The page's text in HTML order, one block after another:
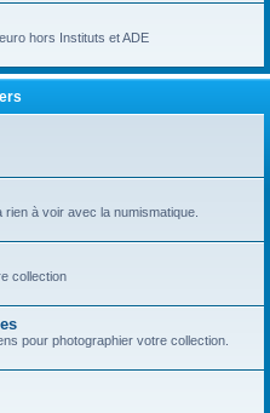
hors Instituts et ADE
à voir avec la numismatique.
collection
pour photographier votre collection.